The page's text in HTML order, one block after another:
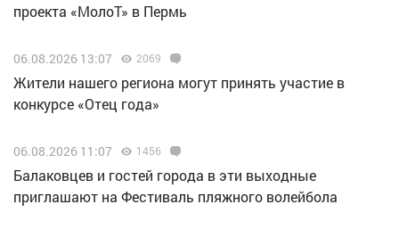
проекта «МолоТ» в Пермь
06.08.2026 13:07 2069
Жители нашего региона могут принять участие в
конкурсе «Отец года»
06.08.2026 11:07 1456
Балаковцев и гостей города в эти выходные
приглашают на Фестиваль пляжного волейбола